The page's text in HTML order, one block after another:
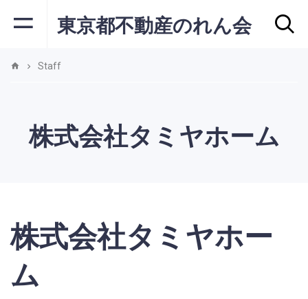
東京都不動産のれん会
Staff
株式会社タミヤホーム
株式会社タミヤホー
ム